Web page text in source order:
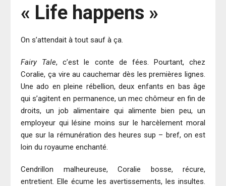
« Life happens »
On s’attendait à tout sauf à ça.
Fairy Tale, c’est le conte de fées. Pourtant, chez
Coralie, ça vire au cauchemar dès les premières lignes.
Une ado en pleine rébellion, deux enfants en bas âge
qui s’agitent en permanence, un mec chômeur en fin de
droits, un job alimentaire qui alimente bien peu, un
employeur qui lésine moins sur le harcèlement moral
que sur la rémunération des heures sup – bref, on est
loin du royaume enchanté.
Cendrillon malheureuse, Coralie bosse, récure,
entretient. Elle écume les avertissements, les insultes.